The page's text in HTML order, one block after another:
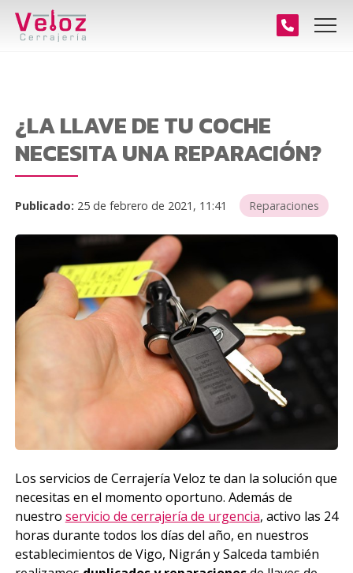
¿LA LLAVE DE TU COCHE
NECESITA UNA REPARACIÓN?
Publicado: 25 de febrero de 2021, 11:41 Reparaciones
Los servicios de Cerrajería Veloz te dan la solución que
necesitas en el momento oportuno. Además de
nuestro servicio de cerrajería de urgencia, activo las 24
horas durante todos los días del año, en nuestros
establecimientos de Vigo, Nigrán y Salceda también